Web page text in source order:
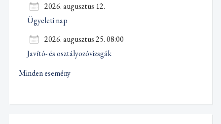
2026. augusztus 12.
Ügyeleti nap
2026. augusztus 25. 08:00
Javító- és osztályozóvizsgák
Minden esemény